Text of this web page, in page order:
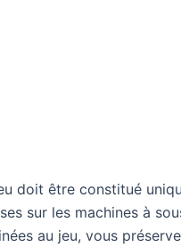
doit être constitué
sur les machines à
au jeu, vous